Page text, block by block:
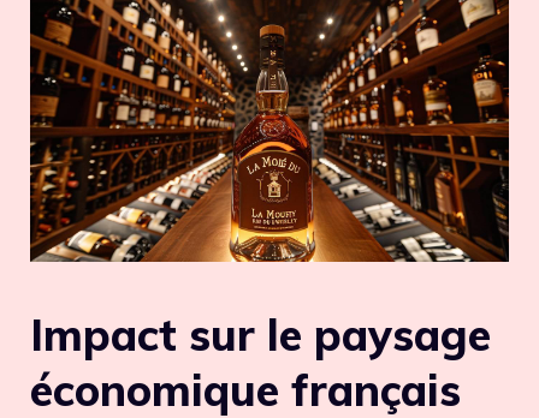
Impact sur le paysage
économique français